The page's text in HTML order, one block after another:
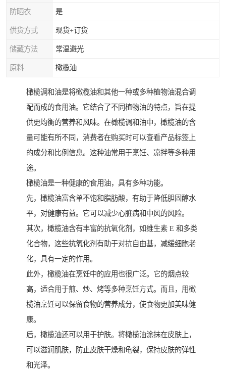
防晒衣 是
供货方式 现货+订货
储藏方法 常温避光
原料 橄榄油
橄榄调和油是将橄榄油和其他一种或多种植物油混合调
配而成的食用油。它结合了不同植物油的特点，旨在提
供更均衡的营养和风味。在橄榄调和油中，橄榄油的含
量可能有所不同，消费者在购买时可以查看产品标签上
的成分和比例信息。这种油常用于烹饪、凉拌等多种用
途。
橄榄油是一种健康的食用油，具有多种功能。
先，橄榄油富含单不饱和脂肪酸，有助于降低胆固醇水
平，对健康有益。它可以减少心脏病和中风的风险。
其次，橄榄油含有丰富的抗氧化剂，如维生素 E 和多类
化合物，这些抗氧化剂有助于对抗自由基，减缓细胞老
化，具有一定的作用。
此外，橄榄油在烹饪中的应用也很广泛。它的烟点较
高，适合用于煎、炒、烤等多种烹饪方式。而且，用橄
榄油烹饪可以保留食物的营养成分，使食物更加美味健
康。
后，橄榄油还可以用于护肤。将橄榄油涂抹在皮肤上，
可以滋润肌肤，防止皮肤干燥和龟裂，保持皮肤的弹性
和光泽。